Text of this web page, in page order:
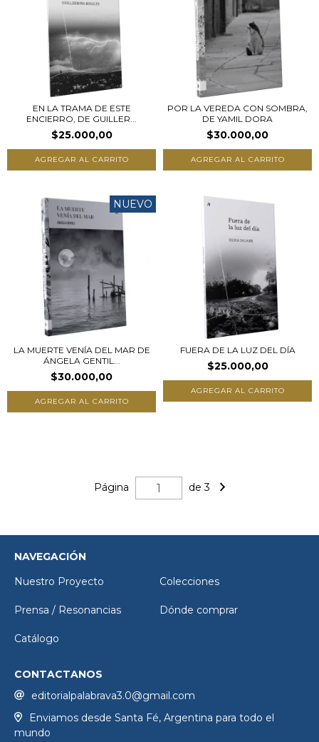
EN LA TRAMA DE ESTE
ENCIERRO, DE GUILLER...
$25.000,00
POR LA VEREDA CON SOMBRA,
DE YAMIL DORA
$30.000,00
NUEVO
LA MUERTE VENÍA DEL MAR DE
ÁNGELA GENTIL...
$30.000,00
FUERA DE LA LUZ DEL DÍA
$25.000,00
Página de 3
NAVEGACIÓN
Nuestro Proyecto
Colecciones
Prensa / Resonancias Dónde comprar
Catálogo
CONTACTANOS
editorialpalabrava3.0@gmail.com
Enviamos desde Santa Fé, Argentina para todo el
mundo